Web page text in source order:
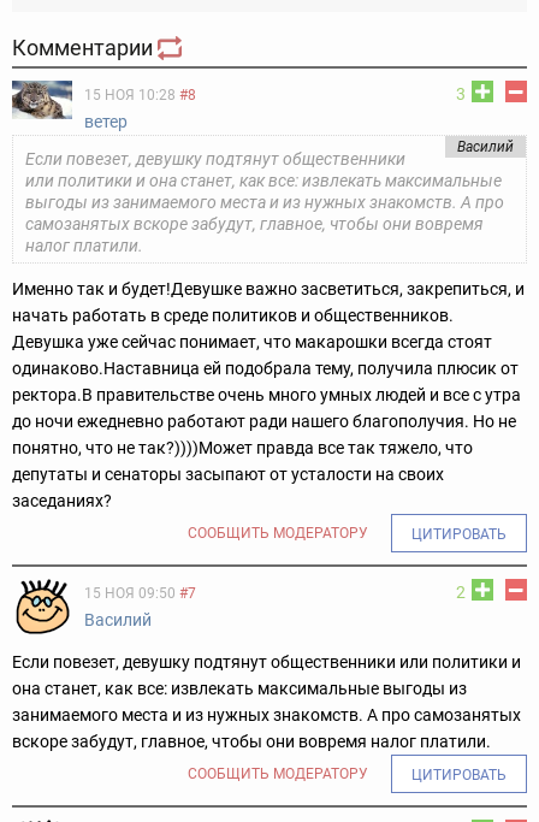
Комментарии
3
15 НОЯ 10:28 #8
ветер
Василий
Если повезет, девушку подтянут общественники
или политики и она станет, как все: извлекать максимальные
выгоды из занимаемого места и из нужных знакомств. А про
самозанятых вскоре забудут, главное, чтобы они вовремя
налог платили.
Именно так и будет!Девушке важно засветиться, закрепиться, и
начать работать в среде политиков и общественников.
Девушка уже сейчас понимает, что макарошки всегда стоят
одинаково.Наставница ей подобрала тему, получила плюсик от
ректора.В правительстве очень много умных людей и все с утра
до ночи ежедневно работают ради нашего благополучия. Но не
понятно, что не так?))))Может правда все так тяжело, что
депутаты и сенаторы засыпают от усталости на своих
заседаниях?
СООБЩИТЬ МОДЕРАТОРУ ЦИТИРОВАТЬ
2
15 НОЯ 09:50 #7
Василий
Если повезет, девушку подтянут общественники или политики и
она станет, как все: извлекать максимальные выгоды из
занимаемого места и из нужных знакомств. А про самозанятых
вскоре забудут, главное, чтобы они вовремя налог платили.
СООБЩИТЬ МОДЕРАТОРУ ЦИТИРОВАТЬ